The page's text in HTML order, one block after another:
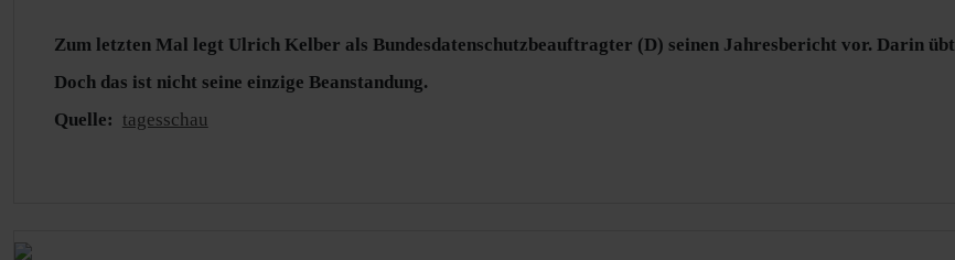
Zum letzten Mal legt Ulrich Kelber als Bundesdatenschutzbeauftragter (D) seinen Jahresbericht vor. Darin
Doch das ist nicht seine einzige Beanstandung.
Quelle: tagesschau